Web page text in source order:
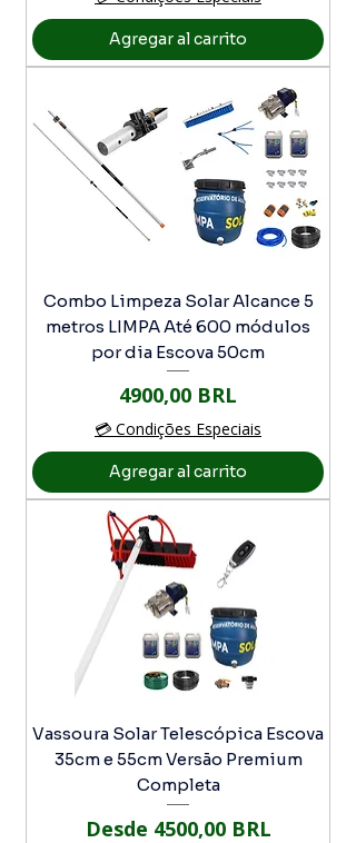
Agregar al carrito
Combo Limpeza Solar Alcance 5
metros LIMPA Até 600 módulos
por dia Escova 50cm
Precio
4900,00 BRL
💳 Condições Especiais
Agregar al carrito
Vassoura Solar Telescópica Escova
35cm e 55cm Versão Premium
Completa
Desde 4500,00 BRL
Precio de oferta